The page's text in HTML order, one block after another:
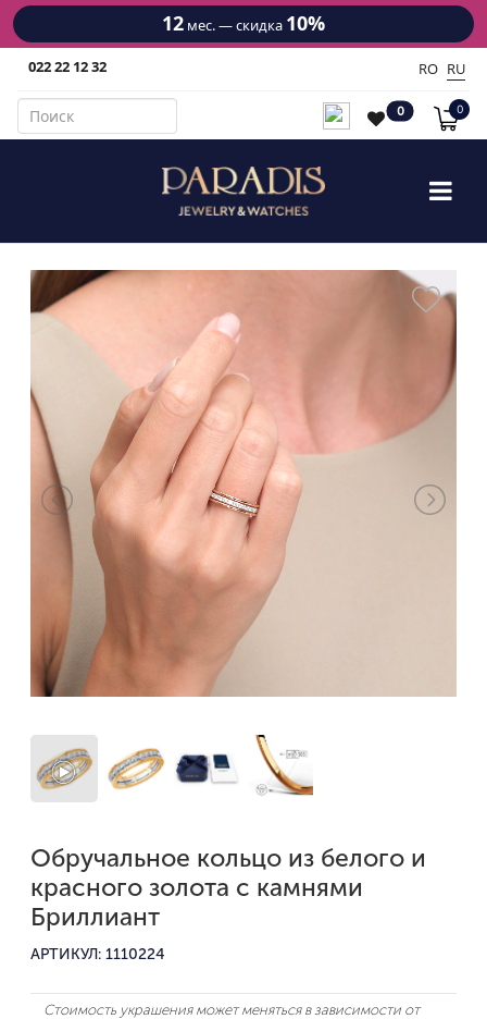
12 мес. — скидка 10%
022 22 12 32 RO RU
0 0
Обручальное кольцо из белого и
красного золота с камнями
Бриллиант
АРТИКУЛ: 1110224
Стоимость украшения может меняться в зависимости от